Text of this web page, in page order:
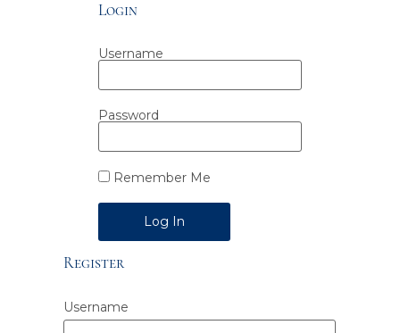
Login
Username
Password
Remember Me
Alternative:
Register
Username